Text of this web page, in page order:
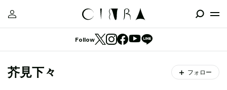
Follow
芥見下々 フォロー